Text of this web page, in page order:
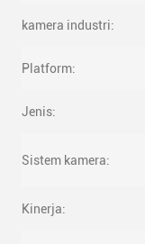
kamera industri:
Platform:
Jenis:
Sistem kamera:
Kinerja: